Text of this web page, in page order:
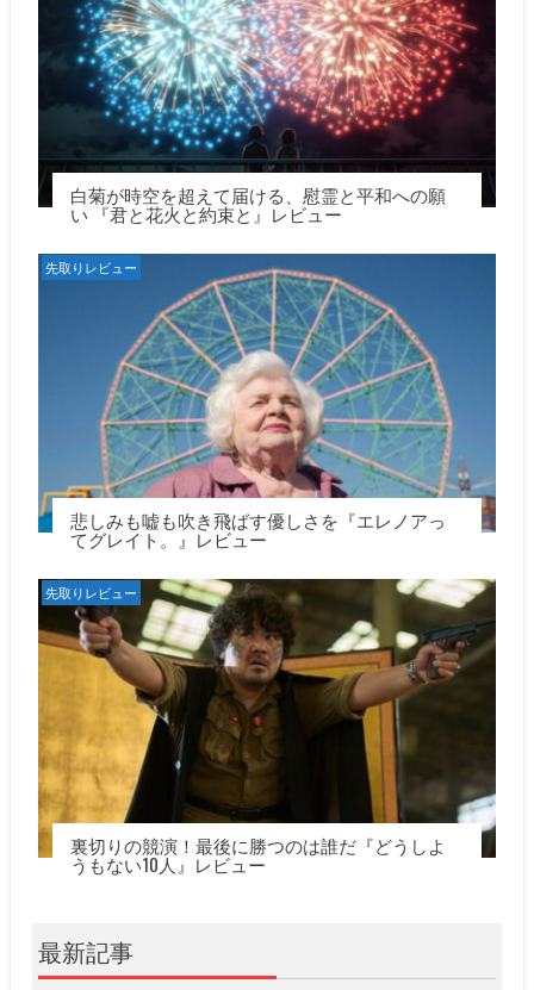
白菊が時空を超えて届ける、慰霊と平和への願
い 『君と花火と約束と』レビュー
先取りレビュー
悲しみも嘘も吹き飛ばす優しさを『エレノアっ
てグレイト。』レビュー
先取りレビュー
裏切りの競演！最後に勝つのは誰だ『どうしよ
うもない10人』レビュー
最新記事